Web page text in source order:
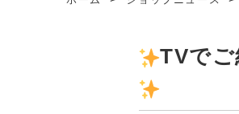
TVで